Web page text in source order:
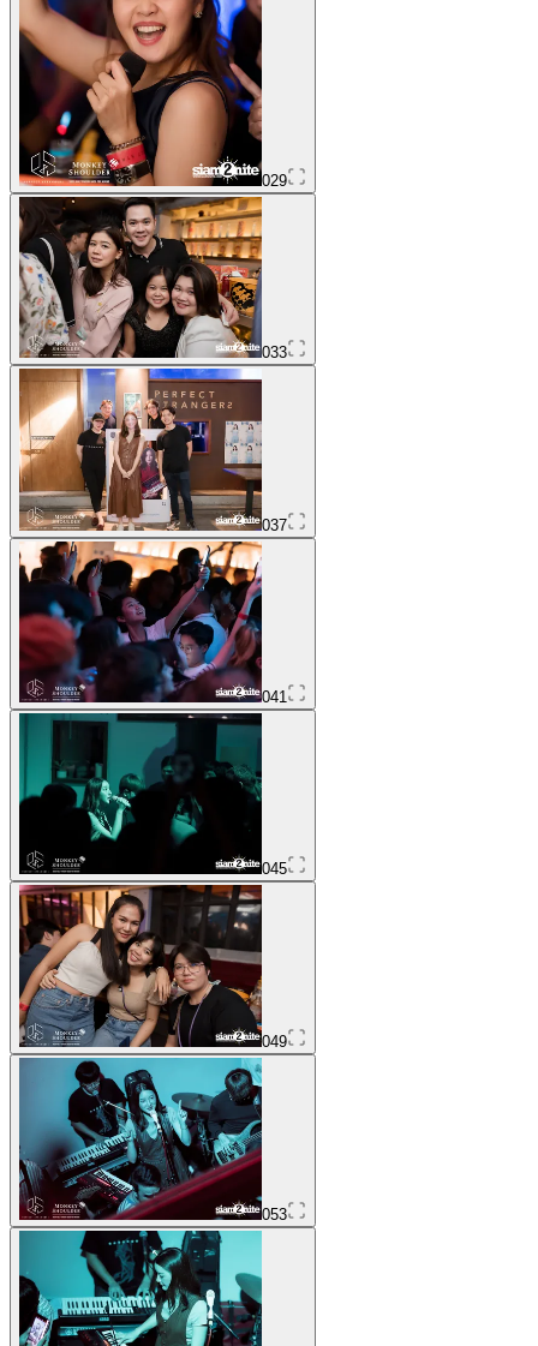
029
033
037
041
045
049
053